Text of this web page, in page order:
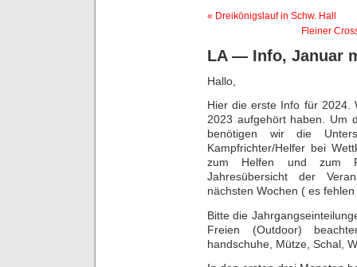
« Dreikönigslauf in Schw. Hall
Fleiner
LA — Info, Januar
Hallo,
Hier die erste Info für 2024.
2023 aufgehört haben. Um
benötigen wir die
Kampfrichter/Helfer bei
zum Helfen und zum
Jahresübersicht der
nächsten Wochen ( es
Bitte die
Freien (Outdoor)
handschuhe, Mütze, Schal,